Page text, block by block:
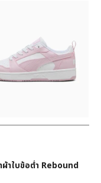
ผ้าใบข้อต่ำ Rebound